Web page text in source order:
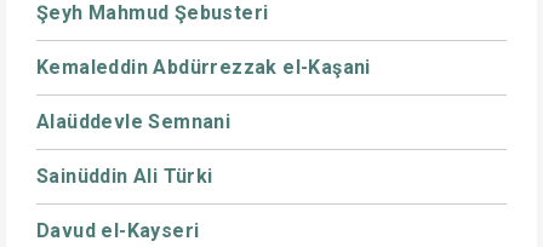
Şeyh Mahmud Şebusteri
Kemaleddin Abdürrezzak el-Kaşani
Alaüddevle Semnani
Sainüddin Ali Türki
Davud el-Kayseri